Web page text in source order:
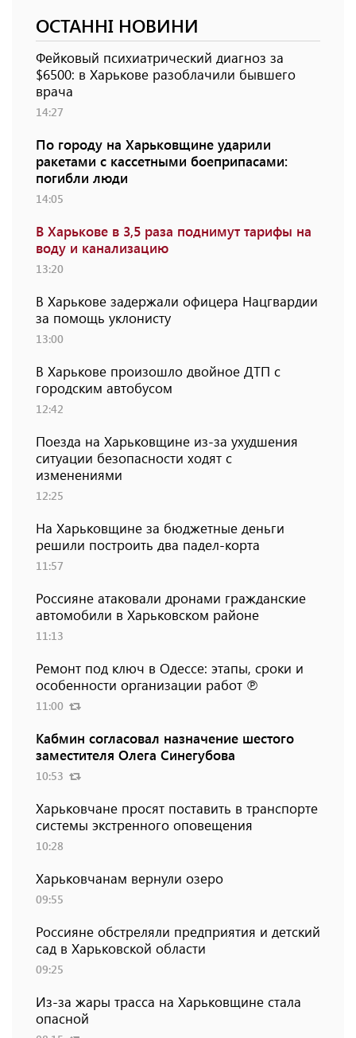
ОСТАННІ НОВИНИ
Фейковый психиатрический диагноз за
$6500: в Харькове разоблачили бывшего
врача
14:27
По городу на Харьковщине ударили
ракетами с кассетными боеприпасами:
погибли люди
14:05
В Харькове в 3,5 раза поднимут тарифы на
воду и канализацию
13:20
В Харькове задержали офицера Нацгвардии
за помощь уклонисту
13:00
В Харькове произошло двойное ДТП с
городским автобусом
12:42
Поезда на Харьковщине из-за ухудшения
ситуации безопасности ходят с
изменениями
12:25
На Харьковщине за бюджетные деньги
решили построить два падел-корта
11:57
Россияне атаковали дронами гражданские
автомобили в Харьковском районе
11:13
Ремонт под ключ в Одессе: этапы, сроки и
особенности организации работ ℗
11:00
Кабмин согласовал назначение шестого
заместителя Олега Синегубова
10:53
Харьковчане просят поставить в транспорте
системы экстренного оповещения
10:28
Харьковчанам вернули озеро
09:55
Россияне обстреляли предприятия и детский
сад в Харьковской области
09:25
Из-за жары трасса на Харьковщине стала
опасной